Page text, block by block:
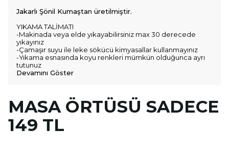
Jakarlı Şönil Kumaştan üretilmiştir.
YIKAMA TALİMATI
-Makinada veya elde yıkayabilirsiniz max 30 derecede
yıkayınız
-Çamaşır suyu ile leke sökücü kimyasallar kullanmayınız
-Yıkama esnasında koyu renkleri mümkün olduğunca ayrı
tutunuz
Devamını Göster
MASA ÖRTÜSÜ SADECE
149 TL